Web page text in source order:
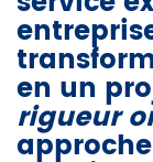
en un
rigueur